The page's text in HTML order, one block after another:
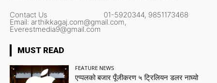
Contact Us 01-5920344, 9851173468
Email: arthikkagaj.com@gmail.com,
Everestmedia9@gmail.com
MUST READ
FEATURE NEWS
एप्पलको बजार पूँजीकरण ५ ट्रिलियन डलर नाघ्यो